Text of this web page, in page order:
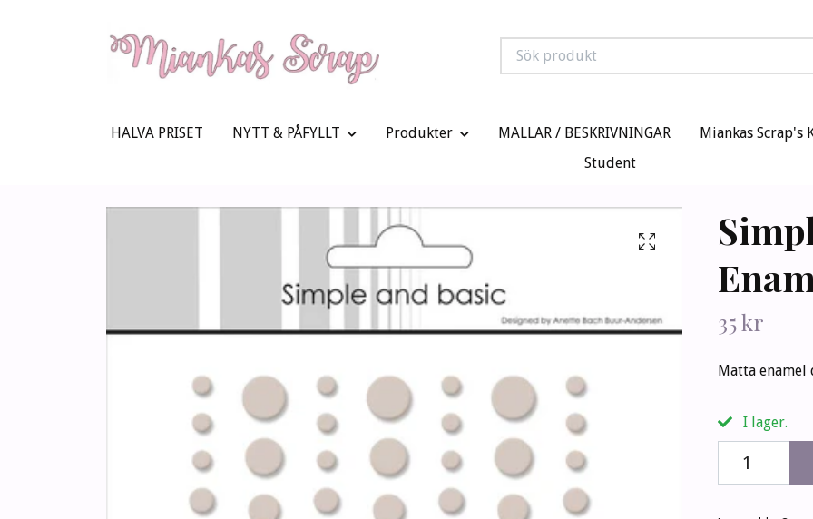
HALVA PRISET NYTT & PÅFYLLT Produkter MALLAR / BESKRIVNINGAR Miankas Scrap's
Student
35 kr
Matta enamel
I lager.